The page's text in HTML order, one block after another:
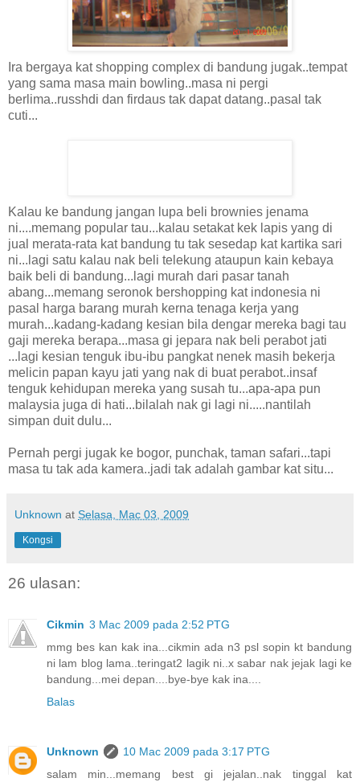
Ira bergaya kat shopping complex di bandung jugak..tempat
yang sama masa main bowling..masa ni pergi
berlima..russhdi dan firdaus tak dapat datang..pasal tak
cuti...
Kalau ke bandung jangan lupa beli brownies jenama
ni....memang popular tau...kalau setakat kek lapis yang di
jual merata-rata kat bandung tu tak sesedap kat kartika sari
ni...lagi satu kalau nak beli telekung ataupun kain kebaya
baik beli di bandung...lagi murah dari pasar tanah
abang...memang seronok bershopping kat indonesia ni
pasal harga barang murah kerna tenaga kerja yang
murah...kadang-kadang kesian bila dengar mereka bagi tau
gaji mereka berapa...masa gi jepara nak beli perabot jati
...lagi kesian tenguk ibu-ibu pangkat nenek masih bekerja
melicin papan kayu jati yang nak di buat perabot..insaf
tenguk kehidupan mereka yang susah tu...apa-apa pun
malaysia juga di hati...bilalah nak gi lagi ni.....nantilah
simpan duit dulu...
Pernah pergi jugak ke bogor, punchak, taman safari...tapi
masa tu tak ada kamera..jadi tak adalah gambar kat situ...
Unknown at Selasa, Mac 03, 2009
Kongsi
26 ulasan:
Cikmin 3 Mac 2009 pada 2:52 PTG
mmg bes kan kak ina...cikmin ada n3 psl sopin kt bandung
ni lam blog lama..teringat2 lagik ni..x sabar nak jejak lagi ke
bandung...mei depan....bye-bye kak ina....
Balas
Unknown
10 Mac 2009 pada 3:17 PTG
salam min...memang best gi jejalan..nak tinggal kat